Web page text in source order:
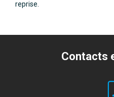
reprise.
Contacts